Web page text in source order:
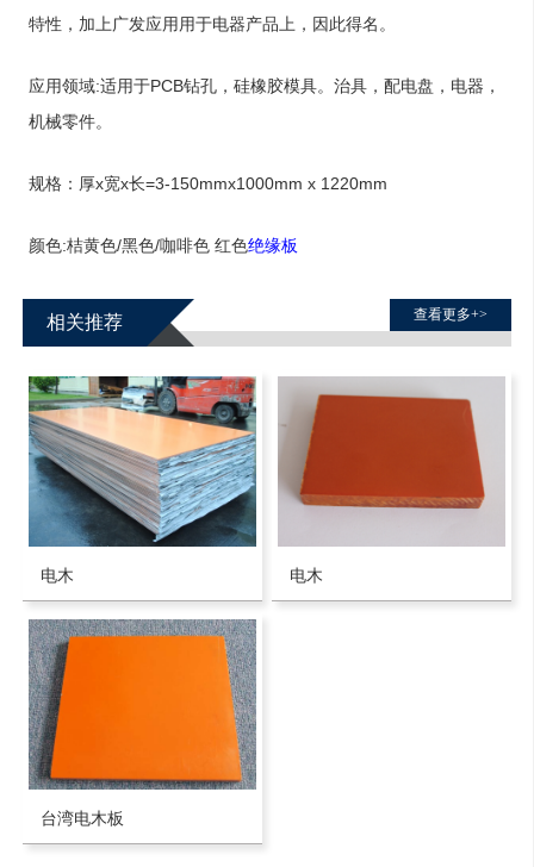
特性，加上广发应用用于电器产品上，因此得名。
应用领域:适用于PCB钻孔，硅橡胶模具。治具，配电盘，电器，
机械零件。
规格：厚x宽x长=3-150mmx1000mm x 1220mm
颜色:桔黄色/黑色/咖啡色 红色绝缘板
相关推荐 查看更多+>
电木 电木
台湾电木板